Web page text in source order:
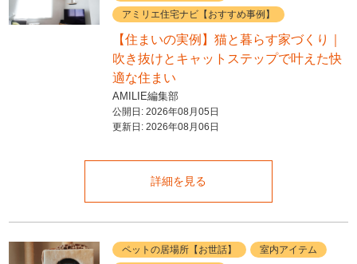
アミリエ住宅ナビ【おすすめ事例】
【住まいの実例】猫と暮らす家づくり｜
吹き抜けとキャットステップで叶えた快
適な住まい
AMILIE編集部
公開日: 2026年08月05日
更新日: 2026年08月06日
詳細を見る
ペットの居場所【お世話】
室内アイテム